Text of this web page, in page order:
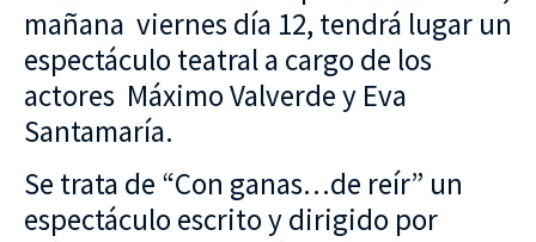
mañana viernes día 12, tendrá lugar un
espectáculo teatral a cargo de los
actores Máximo Valverde y Eva
Santamaría.
Se trata de “Con ganas…de reír” un
espectáculo escrito y dirigido por